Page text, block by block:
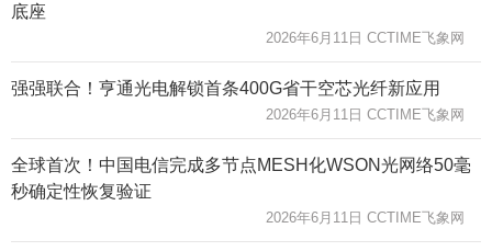
底座
2026年6月11日 CCTIME飞象网
强强联合！亨通光电解锁首条400G省干空芯光纤新应用
2026年6月11日 CCTIME飞象网
全球首次！中国电信完成多节点MESH化WSON光网络50毫
秒确定性恢复验证
2026年6月11日 CCTIME飞象网